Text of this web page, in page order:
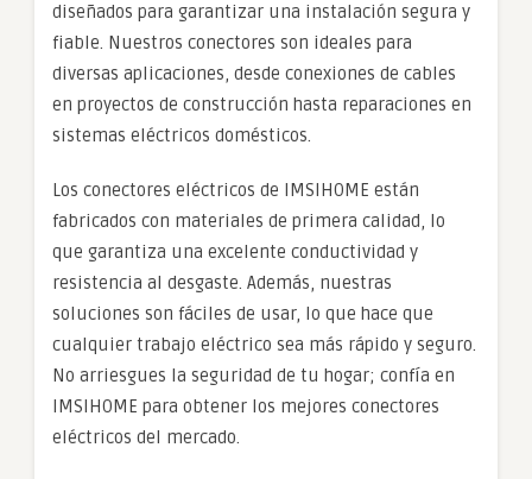
diseñados para garantizar una instalación segura y
fiable. Nuestros conectores son ideales para
diversas aplicaciones, desde conexiones de cables
en proyectos de construcción hasta reparaciones en
sistemas eléctricos domésticos.
Los conectores eléctricos de IMSIHOME están
fabricados con materiales de primera calidad, lo
que garantiza una excelente conductividad y
resistencia al desgaste. Además, nuestras
soluciones son fáciles de usar, lo que hace que
cualquier trabajo eléctrico sea más rápido y seguro.
No arriesgues la seguridad de tu hogar; confía en
IMSIHOME para obtener los mejores conectores
eléctricos del mercado.